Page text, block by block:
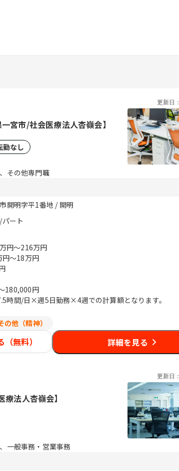
更新日：
宮市/社会医療法人杏嶺会】
勤なし
その他専門職
開明字平1番地 / 開明
ート
円〜216万円
円〜18万円
180,000円
時間/日×週5日勤務×4週での計算額となります。
の他（精神）
無料） 詳細を見る
更新日：
法人杏嶺会】
一般事務・営業事務